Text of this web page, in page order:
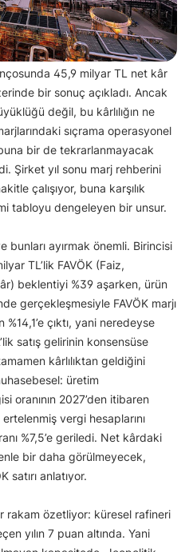
45,9 milyar TL net kâr
bir sonuç açıkladı. Ancak
değil, bu kârlılığın ne
sıçrama operasyonel
bir de tekrarlanmayacak
Şirket yıl sonu marj rehberini
çalışıyor, buna karşılık
tabloyu dengeleyen bir unsur.
bunları ayırmak önemli. Birincisi
TL’lik FAVÖK (Faiz,
beklentiyi %39 aşarken, ürün
gerçekleşmesiyle FAVÖK marjı
%14,1’e çıktı, yani neredeyse
satış gelirinin konsensüse
kârlılıktan geldiğini
üretim
oranının 2027’den itibaren
ertelenmiş vergi hesaplarını
%7,5’e geriledi. Net kârdaki
bir daha görülmeyecek,
satırı anlatıyor.
rakam özetliyor: küresel rafineri
yılın 7 puan altında. Yani